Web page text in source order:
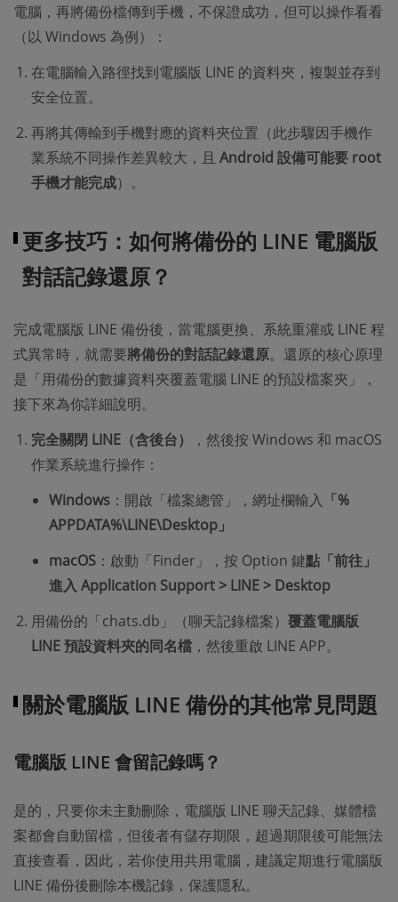
電腦，再將備份檔傳到手機，不保證成功，但可以操作看看
（以 Windows 為例）：
在電腦輸入路徑找到電腦版 LINE 的資料夾，複製並存到
安全位置。
再將其傳輸到手機對應的資料夾位置（此步驟因手機作
業系統不同操作差異較大，且 Android 設備可能要 root
手機才能完成）。
更多技巧：如何將備份的 LINE 電腦版
對話記錄還原？
完成電腦版 LINE 備份後，當電腦更換、系統重灌或 LINE 程
式異常時，就需要將備份的對話記錄還原。還原的核心原理
是「用備份的數據資料夾覆蓋電腦 LINE 的預設檔案夾」，
接下來為你詳細說明。
完全關閉 LINE（含後台）
，然後按 Windows 和 macOS
作業系統進行操作：
Windows ：開啟「檔案總管」，網址欄輸入 「%
APPDATA%\LINE\Desktop」
macOS ：啟動「Finder」，按 Option 鍵點「前往」
進入 Application Support > LINE > Desktop
用備份的「chats.db」（聊天記錄檔案） 覆蓋電腦版
LINE 預設資料夾的同名檔 ，然後重啟 LINE APP。
關於電腦版 LINE 備份的其他常見問題
電腦版 LINE 會留記錄嗎？
是的，只要你未主動刪除，電腦版 LINE 聊天記錄、媒體檔
案都會自動留檔，但後者有儲存期限，超過期限後可能無法
直接查看，因此，若你使用共用電腦，建議定期進行電腦版
LINE 備份後刪除本機記錄，保護隱私。